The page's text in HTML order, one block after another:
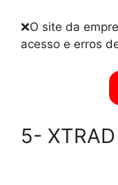
❌O site da
acesso e erros
5-